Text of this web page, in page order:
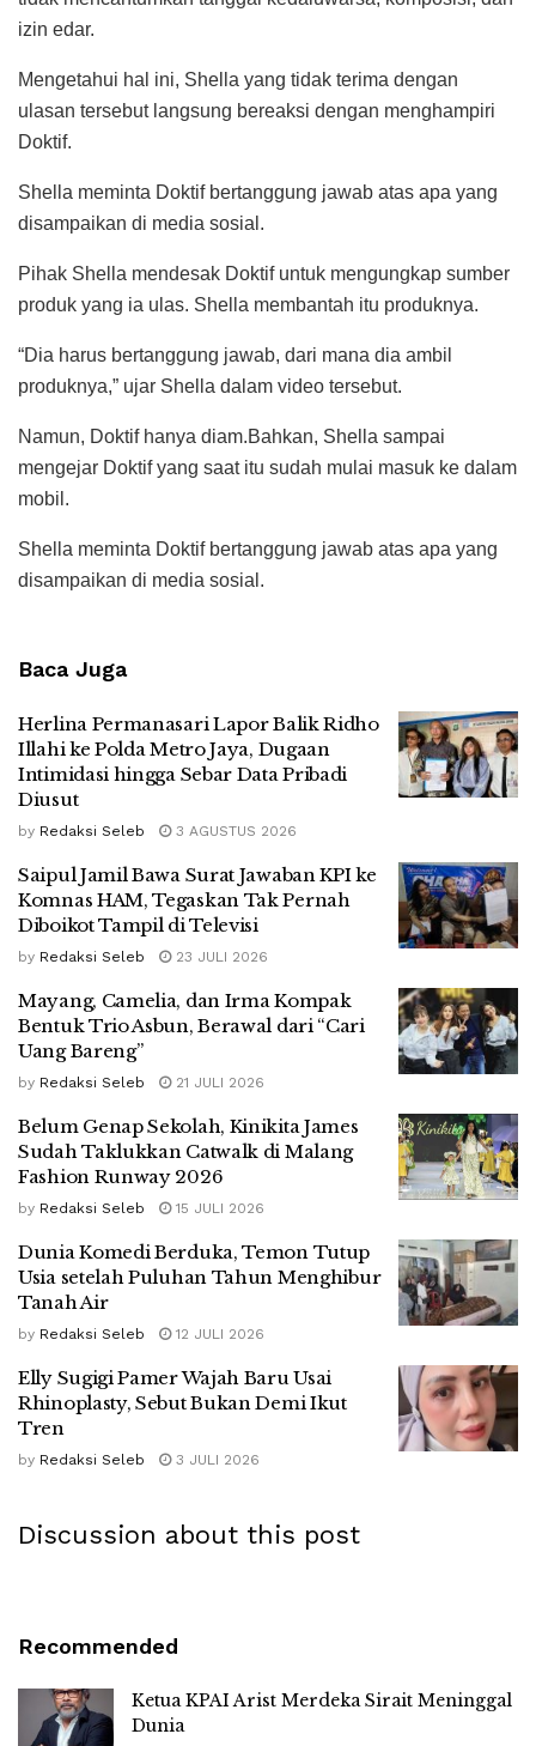
izin edar.
Mengetahui hal ini, Shella yang tidak terima dengan
ulasan tersebut langsung bereaksi dengan menghampiri
Doktif.
Shella meminta Doktif bertanggung jawab atas apa yang
disampaikan di media sosial.
Pihak Shella mendesak Doktif untuk mengungkap sumber
produk yang ia ulas. Shella membantah itu produknya.
“Dia harus bertanggung jawab, dari mana dia ambil
produknya,” ujar Shella dalam video tersebut.
Namun, Doktif hanya diam.Bahkan, Shella sampai
mengejar Doktif yang saat itu sudah mulai masuk ke dalam
mobil.
Shella meminta Doktif bertanggung jawab atas apa yang
disampaikan di media sosial.
Baca Juga
Herlina Permanasari Lapor Balik Ridho
Illahi ke Polda Metro Jaya, Dugaan
Intimidasi hingga Sebar Data Pribadi
Diusut
by Redaksi Seleb 3 AGUSTUS 2026
Saipul Jamil Bawa Surat Jawaban KPI ke
Komnas HAM, Tegaskan Tak Pernah
Diboikot Tampil di Televisi
by Redaksi Seleb 23 JULI 2026
Mayang, Camelia, dan Irma Kompak
Bentuk Trio Asbun, Berawal dari “Cari
Uang Bareng”
by Redaksi Seleb 21 JULI 2026
Belum Genap Sekolah, Kinikita James
Sudah Taklukkan Catwalk di Malang
Fashion Runway 2026
by Redaksi Seleb 15 JULI 2026
Dunia Komedi Berduka, Temon Tutup
Usia setelah Puluhan Tahun Menghibur
Tanah Air
by Redaksi Seleb 12 JULI 2026
Elly Sugigi Pamer Wajah Baru Usai
Rhinoplasty, Sebut Bukan Demi Ikut
Tren
by Redaksi Seleb 3 JULI 2026
Discussion about this post
Recommended
Ketua KPAI Arist Merdeka Sirait Meninggal
Dunia